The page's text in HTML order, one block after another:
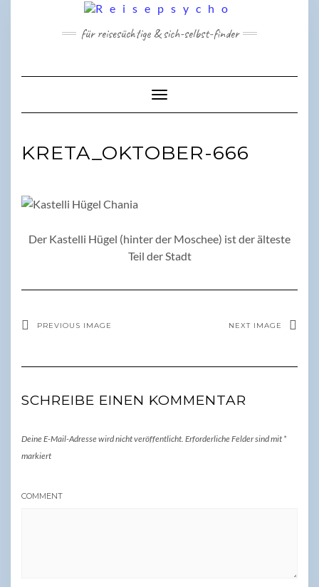
für reisesüchtige & sich-selbst-finder
Toggle Navigation
KRETA_OKTOBER-666
Der Kastelli Hügel (hinter der Moschee) ist der älteste
Teil der Stadt
PREVIOUS IMAGE NEXT IMAGE
SCHREIBE EINEN KOMMENTAR
Deine E-Mail-Adresse wird nicht veröffentlicht. Erforderliche Felder sind mit *
markiert
COMMENT